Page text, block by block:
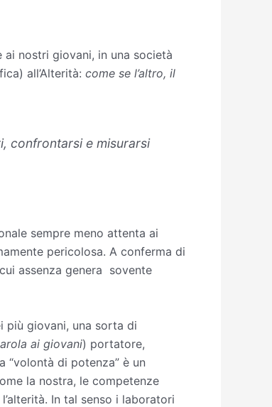
nostri giovani, in una società
all’Alterità: come se l’altro, il
confrontarsi e misurarsi
sempre meno attenta ai
pericolosa. A conferma di
assenza genera sovente
più giovani, una sorta di
ai giovani) portatore,
“volontà di potenza” è un
la nostra, le competenze
In tal senso i laboratori